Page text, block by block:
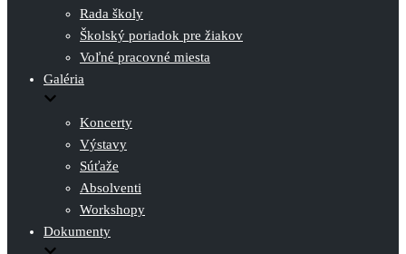
Rada školy
Školský poriadok pre žiakov
Voľné pracovné miesta
Galéria
Koncerty
Výstavy
Súťaže
Absolventi
Workshopy
Dokumenty